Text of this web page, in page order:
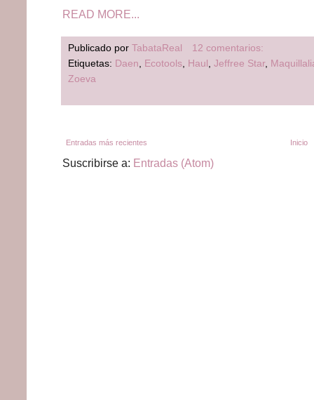
READ MORE...
Publicado por TabataReal
12 comentarios:
Etiquetas: Daen Ecotools Haul Jeffree Star,
Zoeva
Entradas más recientes Inicio
Suscribirse a: Entradas (Atom)